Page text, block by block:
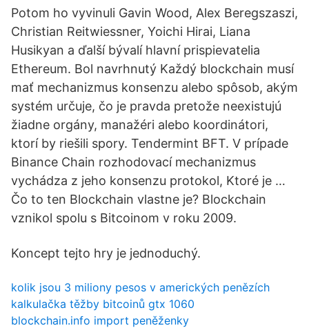
Potom ho vyvinuli Gavin Wood, Alex Beregszaszi,
Christian Reitwiessner, Yoichi Hirai, Liana
Husikyan a ďalší bývalí hlavní prispievatelia
Ethereum. Bol navrhnutý Každý blockchain musí
mať mechanizmus konsenzu alebo spôsob, akým
systém určuje, čo je pravda pretože neexistujú
žiadne orgány, manažéri alebo koordinátori,
ktorí by riešili spory. Tendermint BFT. V prípade
Binance Chain rozhodovací mechanizmus
vychádza z jeho konsenzu protokol, Ktoré je …
Čo to ten Blockchain vlastne je? Blockchain
vznikol spolu s Bitcoinom v roku 2009.
Koncept tejto hry je jednoduchý.
kolik jsou 3 miliony pesos v amerických penězích
kalkulačka těžby bitcoinů gtx 1060
blockchain.info import peněženky